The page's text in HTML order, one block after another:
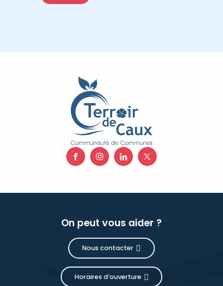
On peut vous aider ?
Nous contacter
Horaires d’ouverture